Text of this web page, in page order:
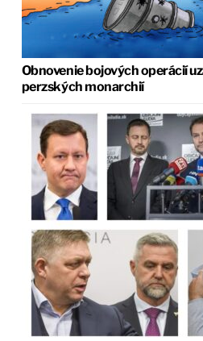
Obnovenie bojových operácií
perzských monarchií